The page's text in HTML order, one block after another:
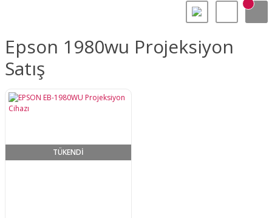
Epson 1980wu Projeksiyon
Satış
TÜKENDİ